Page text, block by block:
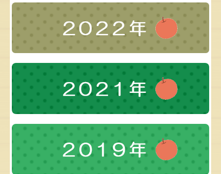
お取引の流れ
配送対応エリア
よくあるご質問